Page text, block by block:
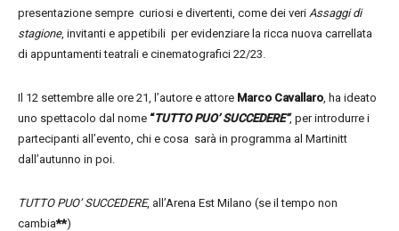
presentazione sempre curiosi e divertenti, come dei veri Assaggi di
stagione, invitanti e appetibili per evidenziare la ricca nuova carrellata
di appuntamenti teatrali e cinematografici 22/23.
Il 12 settembre alle ore 21, l’autore e attore Marco Cavallaro, ha ideato
uno spettacolo dal nome “TUTTO PUO’ SUCCEDERE”, per introdurre i
partecipanti all’evento, chi e cosa sarà in programma al Martinitt
dall’autunno in poi.
TUTTO PUO’ SUCCEDERE, all’Arena Est Milano (se il tempo non
cambia**)